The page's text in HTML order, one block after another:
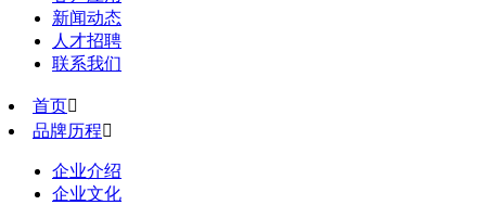
新闻动态
人才招聘
联系我们
首页
品牌历程
企业介绍
企业文化